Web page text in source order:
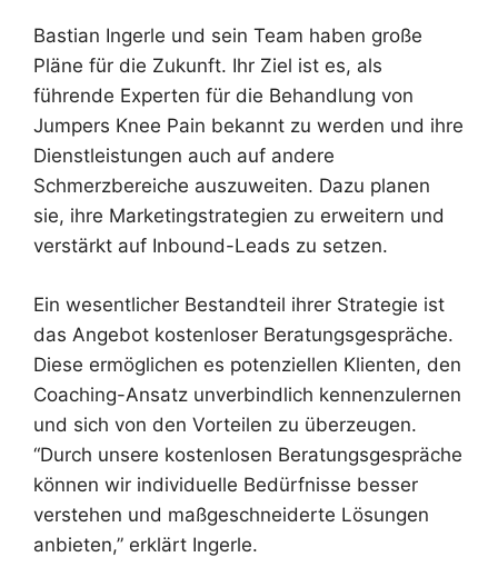
Bastian Ingerle und sein Team haben große
Pläne für die Zukunft. Ihr Ziel ist es, als
führende Experten für die Behandlung von
Jumpers Knee Pain bekannt zu werden und ihre
Dienstleistungen auch auf andere
Schmerzbereiche auszuweiten. Dazu planen
sie, ihre Marketingstrategien zu erweitern und
verstärkt auf Inbound-Leads zu setzen.
Ein wesentlicher Bestandteil ihrer Strategie ist
das Angebot kostenloser Beratungsgespräche.
Diese ermöglichen es potenziellen Klienten, den
Coaching-Ansatz unverbindlich kennenzulernen
und sich von den Vorteilen zu überzeugen.
“Durch unsere kostenlosen Beratungsgespräche
können wir individuelle Bedürfnisse besser
verstehen und maßgeschneiderte Lösungen
anbieten,” erklärt Ingerle.